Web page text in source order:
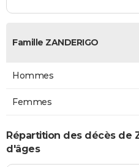
Famille ZANDERIGO
Hommes
Femmes
Répartition des décès de
d'âges